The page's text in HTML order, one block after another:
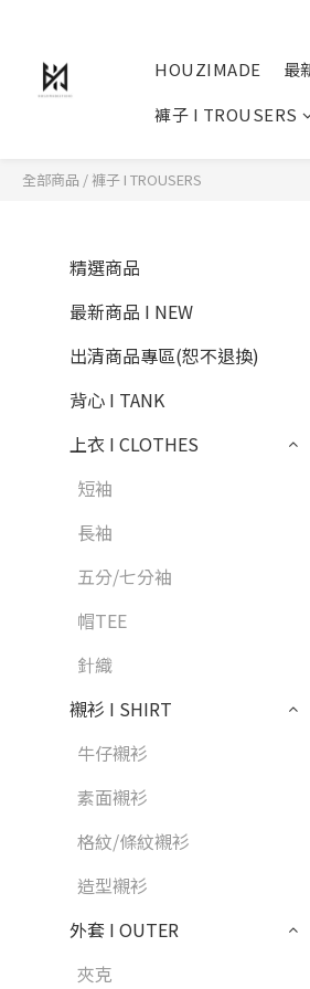
HOUZIMADE 最
褲子 I TROUSERS
全部商品 /褲子 I TROUSERS
精選商品
最新商品 I NEW
出清商品專區(恕不退換)
背心 I TANK
上衣 I CLOTHES
短袖
長袖
五分/七分袖
帽TEE
針織
襯衫 I SHIRT
牛仔襯衫
素面襯衫
格紋/條紋襯衫
造型襯衫
外套 I OUTER
夾克